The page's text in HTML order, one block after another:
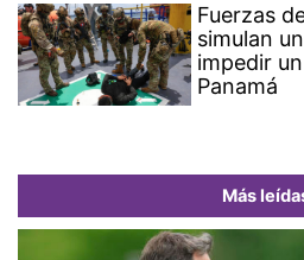
Fuerzas
simulan
impedir
Panamá
Más